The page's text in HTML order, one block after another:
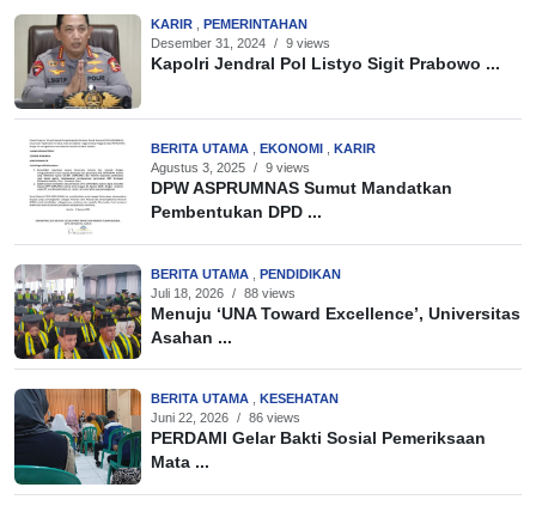
KARIR
PEMERINTAHAN
Desember 31, 2024 / 9 views
Kapolri Jendral Pol Listyo Sigit Prabowo ...
BERITA UTAMA , EKONOMI , KARIR
Agustus 3, 2025 / 9 views
DPW ASPRUMNAS Sumut Mandatkan
Pembentukan DPD ...
BERITA UTAMA
PENDIDIKAN
Juli 18, 2026 / 88 views
Menuju ‘UNA Toward Excellence’, Universitas
Asahan ...
BERITA UTAMA , KESEHATAN
Juni 22, 2026 / 86 views
PERDAMI Gelar Bakti Sosial Pemeriksaan
Mata ...